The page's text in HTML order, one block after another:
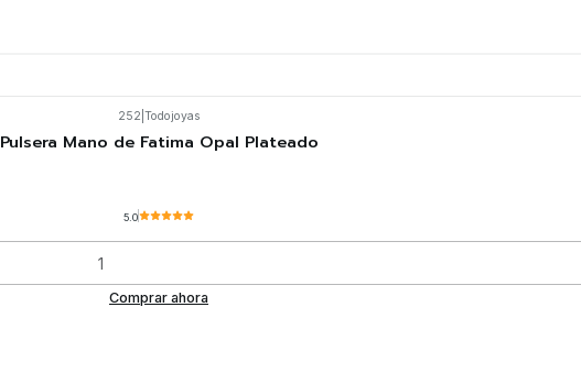
252 Todojoyas
Pulsera Mano de Fatima Opal Plateado
5.0
Comprar ahora